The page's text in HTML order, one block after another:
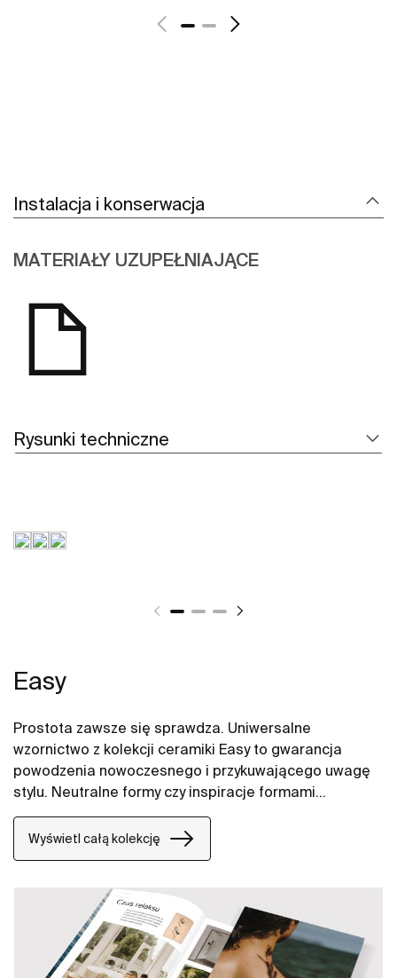
Instalacja i konserwacja
MATERIAŁY UZUPEŁNIAJĄCE
Rysunki techniczne
Easy
Prostota zawsze się sprawdza. Uniwersalne
wzornictwo z kolekcji ceramiki Easy to gwarancja
powodzenia nowoczesnego i przykuwającego uwagę
stylu. Neutralne formy czy inspiracje formami
organicznymi to cechy, które nadają przedmiotom
ponadczasowy wymiar. Wanny akrylowe Easy to
rozwiązanie do każdej przestrzeni.
Wyświetl całą kolekcję